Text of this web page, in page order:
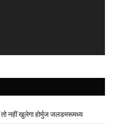
तो नहीं खुलेगा होर्मुज जलडमरूमध्य